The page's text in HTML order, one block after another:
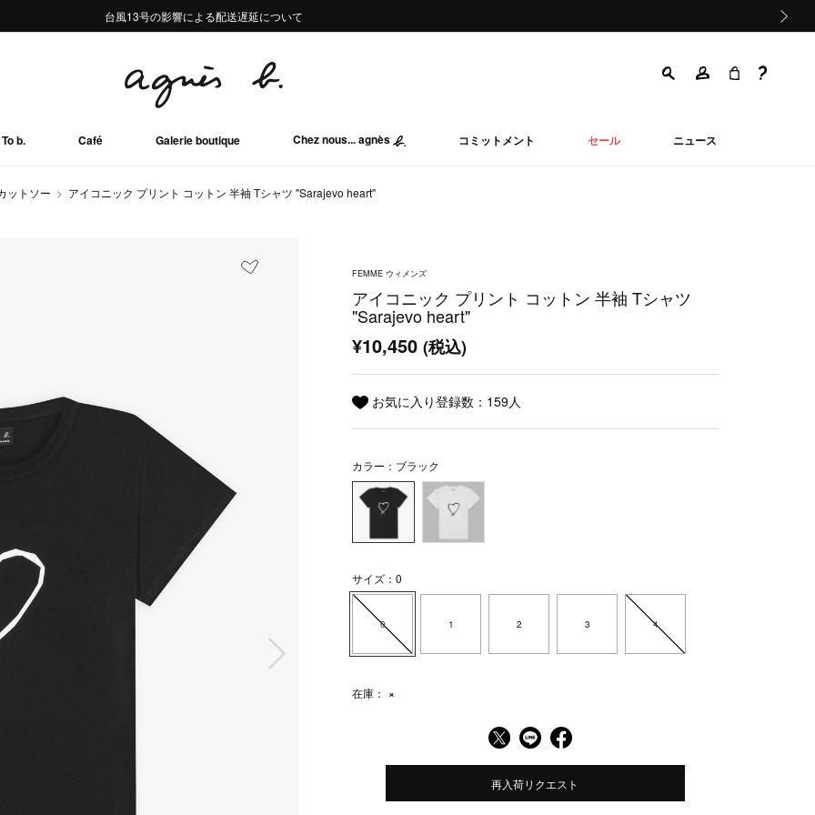
熊本地域地震の影響による配送遅延について
Summer Sale 2buy10%OFF!!
台風13号の影響による配送遅延について
熊本地域地震の影響による配送遅延について
Summer Sale 2buy10%OFF!!
To b. Café Galerie boutique Chez nous... agnès コミットメント セール ニュース
ットソー アイコニック プリント コットン 半袖 Tシャツ "Sarajevo heart"
FEMME ウィメンズ
アイコニック プリント コットン 半袖 Tシャツ
"Sarajevo heart"
¥10,450(税込)
お気に入り登録数： 159人
カラー：ブラック
サイズ：0
0 1 2 3 4
在庫： ×
再入荷リクエスト